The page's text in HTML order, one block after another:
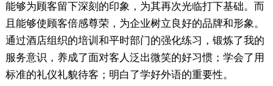
能够为顾客留下深刻的印象，为其再次光临打下基础。而
且能够使顾客倍感尊荣，为企业树立良好的品牌和形象。
通过酒店组织的培训和平时部门的强化练习，锻炼了我的
服务意识，养成了面对客人泛出微笑的好习惯；学会了用
标准的礼仪礼貌待客；明白了学好外语的重要性。